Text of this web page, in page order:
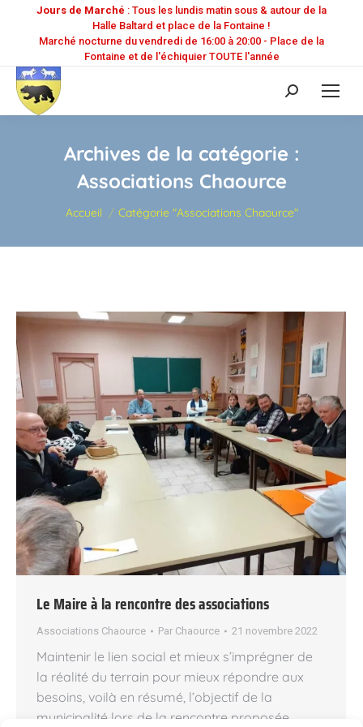
Jours de Marché : Tous les lundis matin sous & autour de la
Halle Baltard et place de la Fontaine !
Marché nocturne du vendredi de 16:00 à 20:00 - Place de la
Fontaine et de l'échiquier TOUTE l'année
Recherche
:
Archives de la catégorie :
Associations Chaource
Vous êtes ici :
Accueil Catégorie "Associations Chaource"
Le Maire à la rencontre des associations
Associations Chaource Par Chaource 21 novembre 2022
Maintenir le lien social et mieux s’imprégner de
la réalité du terrain pour mieux répondre aux
besoins, voilà en résumé, l’objectif de la
municipalité lors de la rencontre proposée.